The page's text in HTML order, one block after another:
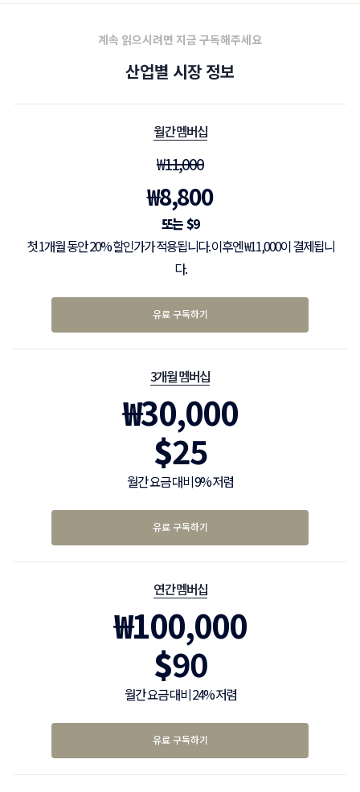
계속 읽으시려면 지금 구독해주세요
산업별 시장 정보
월간 멤버십
₩11,000
₩8,800
$9
첫 1개월 동안 20% 할인가가 적용됩니다. 이후엔 ₩11,000이 결제됩니
다.
유료 구독하기
3개월 멤버십
₩30,000
$25
월간 요금 대비 9% 저렴
유료 구독하기
연간 멤버십
₩100,000
$90
월간 요금 대비 24% 저렴
유료 구독하기